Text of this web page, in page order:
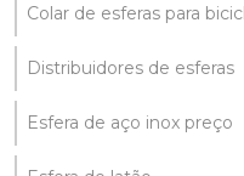
Colar de esferas para
Distribuidores de esferas
Esfera de aço inox preço